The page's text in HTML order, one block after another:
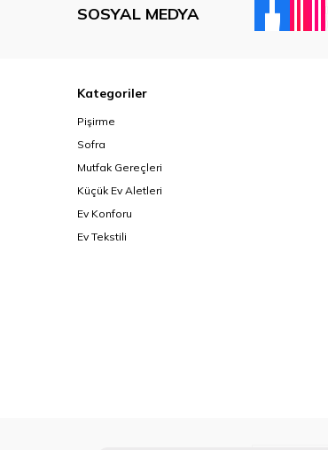
SOSYAL MEDYA
Kategoriler
Pişirme
Sofra
Mutfak Gereçleri
Küçük Ev Aletleri
Ev Konforu
Ev Tekstili